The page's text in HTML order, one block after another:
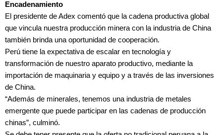
Encadenamiento
El presidente de Adex comentó que la cadena productiva global
que vincula nuestra producción minera con la industria de China
también brinda una oportunidad de cooperación.
Perú tiene la expectativa de escalar en tecnología y
transformación de nuestro aparato productivo, mediante la
importación de maquinaria y equipo y a través de las inversiones
de China.
“Además de minerales, tenemos una industria de metales
emergente que puede participar en las cadenas de producción
chinas”, culminó.